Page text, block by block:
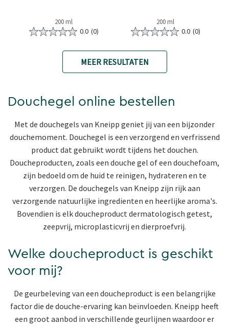
200 ml
0.0 (0)
200 ml
0.0 (0)
MEER RESULTATEN
Douchegel online bestellen
Met de douchegels van Kneipp geniet jij van een bijzonder
douchemoment. Douchegel is een verzorgend en verfrissend
product dat gebruikt wordt tijdens het douchen.
Doucheproducten, zoals een douche gel of een douchefoam,
zijn bedoeld om de huid te reinigen, hydrateren en te
verzorgen. De douchegels van Kneipp zijn rijk aan
verzorgende natuurlijke ingredienten en heerlijke aroma's.
Bovendien is elk doucheproduct dermatologisch getest,
zeepvrij, microplasticvrij en dierproefvrij.
Welke doucheproduct is geschikt
voor mij?
De geurbeleving van een doucheproduct is een belangrijke
factor die de douche-ervaring kan beïnvloeden. Kneipp heeft
een groot aanbod in verschillende geurlijnen waardoor er